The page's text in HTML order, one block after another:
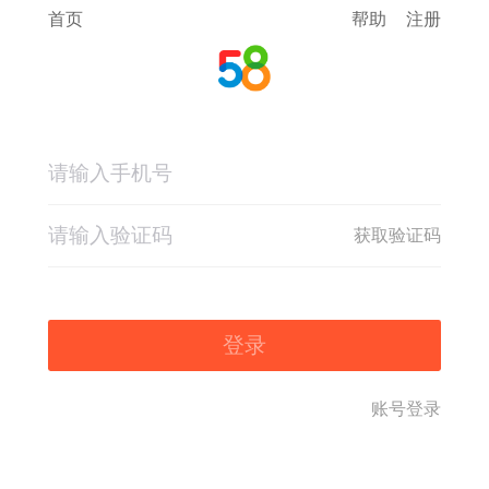
首页 帮助 注册
获取验证码
登录
账号登录